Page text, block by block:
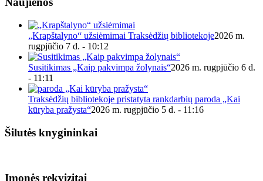
„Krapštalyno“ užsiėmimai Traksėdžių bibliotekoje2026 m.
rugpjūčio 7 d. - 10:12
Susitikimas „Kaip pakvimpa žolynais“2026 m. rugpjūčio 6 d.
- 11:11
Traksėdžių bibliotekoje pristatyta rankdarbių paroda „Kai
kūryba pražysta“2026 m. rugpjūčio 5 d. - 11:16
Šilutės knygininkai
Įmonės rekvizitai